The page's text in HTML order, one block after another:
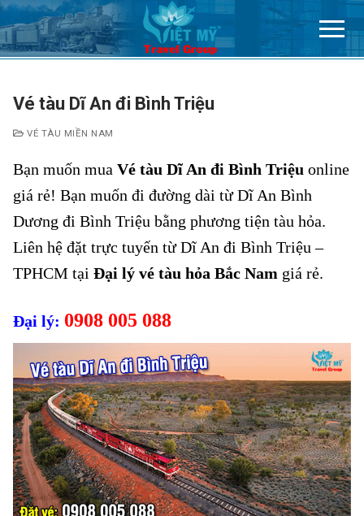
Chuyển
đến
nội
Vé tàu Dĩ An đi Bình Triệu
VÉ TÀU MIỀN NAM
Bạn muốn mua Vé tàu Dĩ An đi Bình Triệu online
giá rẻ! Bạn muốn đi đường dài từ Dĩ An Bình
Dương đi Bình Triệu bằng phương tiện tàu hỏa.
Liên hệ đặt trực tuyến từ Dĩ An đi Bình Triệu –
TPHCM tại Đại lý vé tàu hỏa Bắc Nam giá rẻ.
Đại lý: 0908 005 088